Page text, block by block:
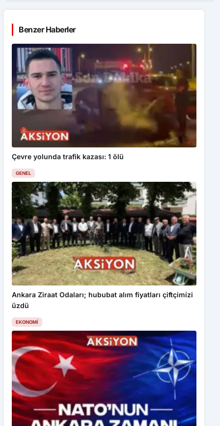
Benzer Haberler
Çevre yolunda trafik kazası: 1 ölü
GENEL
Ankara Ziraat Odaları; hububat alım fiyatları çiftçimizi
üzdü
EKONOMI